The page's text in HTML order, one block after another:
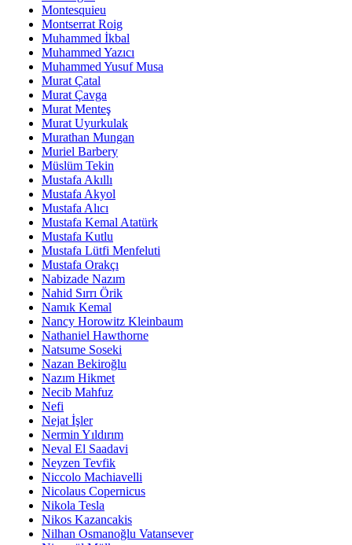
Montesquieu
Montserrat Roig
Muhammed İkbal
Muhammed Yazıcı
Muhammed Yusuf Musa
Murat Çatal
Murat Çavga
Murat Menteş
Murat Uyurkulak
Murathan Mungan
Muriel Barbery
Müslüm Tekin
Mustafa Akıllı
Mustafa Akyol
Mustafa Alıcı
Mustafa Kemal Atatürk
Mustafa Kutlu
Mustafa Lütfi Menfeluti
Mustafa Orakçı
Nabizade Nazım
Nahid Sırrı Örik
Namık Kemal
Nancy Horowitz Kleinbaum
Nathaniel Hawthorne
Natsume Soseki
Nazan Bekiroğlu
Nazım Hikmet
Necib Mahfuz
Nefi
Nejat İşler
Nermin Yıldırım
Neval El Saadavi
Neyzen Tevfik
Niccolo Machiavelli
Nicolaus Copernicus
Nikola Tesla
Nikos Kazancakis
Nilhan Osmanoğlu Vatansever